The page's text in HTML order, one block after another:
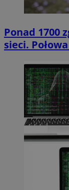
Ponad 1700
sieci.